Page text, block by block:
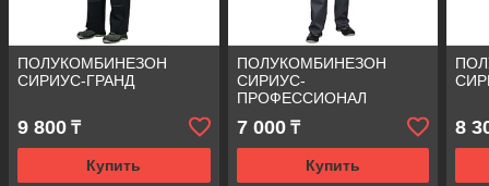
ПОЛУКОМБИНЕЗОН
СИРИУС-ГРАНД
9 800 ₸
Купить
ПОЛУКОМБИНЕЗОН
СИРИУС-
ПРОФЕССИОНАЛ
7 000₸
Купить
8